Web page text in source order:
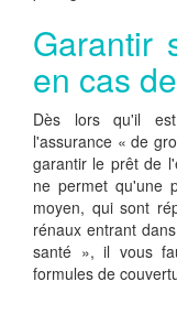
Garantir
en cas
Dès lors qu'il
l'assurance « de
garantir le prêt de
ne permet qu'une
moyen, qui sont
rénaux entrant
santé », il vous
formules de